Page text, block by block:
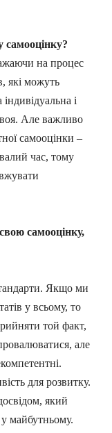
на процес
які можуть
і
Але важливо
самооцінки –
час, тому
самооцінку,
Якщо ми
у всьому, то
той факт,
але
для розвитку.
який
майбутньому.